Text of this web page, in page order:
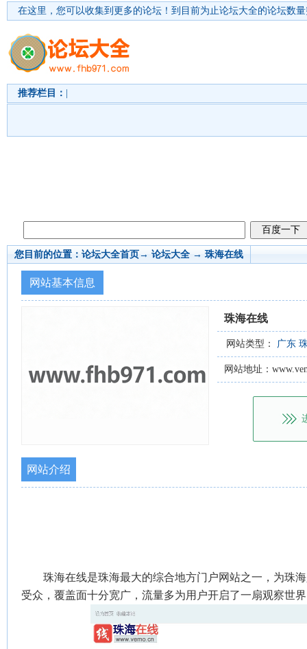
在这里，您可以收集到更多的论坛！ 到目前为止论坛大全的论坛数
推荐栏目：
您目前的位置： 论坛大全首页→ 论坛大全 →珠海在线
网站基本信息
珠海在线
网站类型： 广东
网站地址：
网站介绍
珠海在线是珠海最大的综合地方门户网站之一，为珠
受众，覆盖面十分宽广，流量多为用户开启了一扇观察世